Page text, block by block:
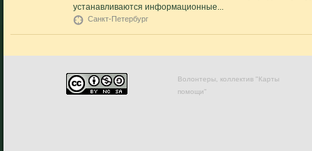
устанавливаются информационные...
Санкт-Петербург
Волонтеры, коллектив "Карты
помощи"